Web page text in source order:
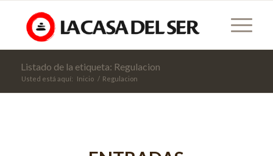
Listado de la etiqueta: Regulacion
Usted está aquí: Inicio / Regulacion